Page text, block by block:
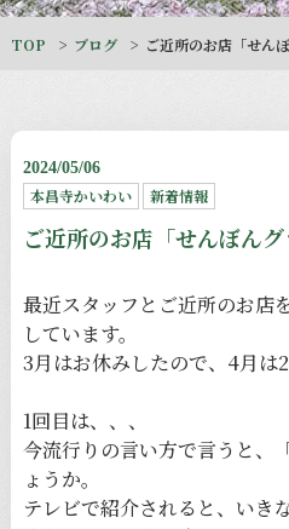
TOP ブログ ご近所のお店「せん
2024/05/06
本昌寺かいわい 新着情報
ご近所のお店「せんぼんグ
最近スタッフとご近所のお店
しています。
3月はお休みしたので、4月は
1回目は、、、
今流行りの言い方で言うと、
ょうか。
テレビで紹介されると、いき